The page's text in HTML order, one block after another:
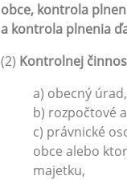
obce, kontrola
a kontrola plnenia
(2) Kontrolnej
a) obecný úrad,
b) rozpočtové
c) právnické
obce alebo
majetku,